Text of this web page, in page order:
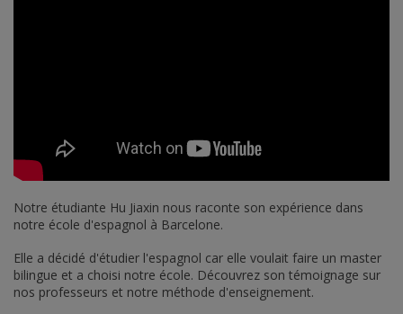
Notre étudiante Hu Jiaxin nous raconte son expérience dans
notre école d'espagnol à Barcelone.
Elle a décidé d'étudier l'espagnol car elle voulait faire un master
bilingue et a choisi notre école. Découvrez son témoignage sur
nos professeurs et notre méthode d'enseignement.